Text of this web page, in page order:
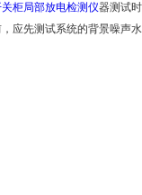
柜局部放电检测仪器测试
应先测试系统的背景噪声